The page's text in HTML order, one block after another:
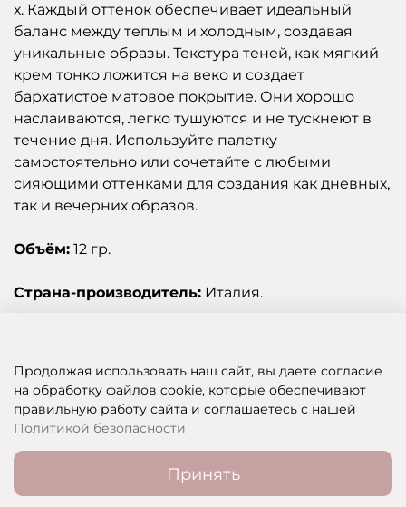
х. Каждый оттенок обеспечивает идеальный
баланс между теплым и холодным, создавая
уникальные образы. Текстура теней, как мягкий
крем тонко ложится на веко и создает
бархатистое матовое покрытие. Они хорошо
наслаиваются, легко тушуются и не тускнеют в
течение дня. Используйте палетку
самостоятельно или сочетайте с любыми
сияющими оттенками для создания как дневных,
так и вечерних образов.
Объём: 12 гр.
Страна-производитель: Италия.
SHOP OF BEAUTY - МУЛЬТИБРЕНДОВЫЙ ИНТЕРНЕТ-МАГАЗИН КОСМЕТИКИ
Продолжая использовать наш сайт, вы даете согласие
на обработку файлов cookie, которые обеспечивают
правильную работу сайта и соглашаетесь с нашей
Политикой безопасности
Принять